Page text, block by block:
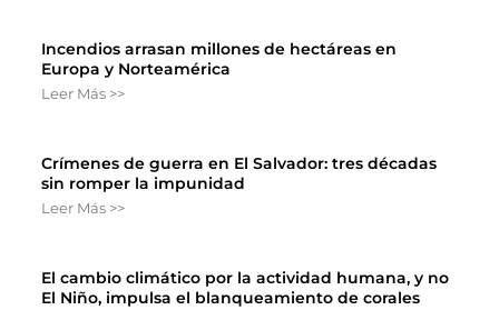
Incendios arrasan millones de hectáreas en
Europa y Norteamérica
Leer Más >>
Crímenes de guerra en El Salvador: tres décadas
sin romper la impunidad
Leer Más >>
El cambio climático por la actividad humana, y no
El Niño, impulsa el blanqueamiento de corales